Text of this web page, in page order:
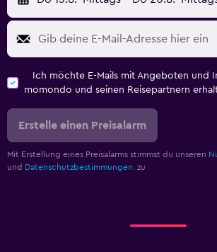
Ich möchte E-Mails mit Angeboten und
momondo und seinen Reisepartnern
Erstelle einen Preisalarm
Mit Erstellung eines Preisalarms stimmst du unseren
und Datenschutzbestimmungen. zu